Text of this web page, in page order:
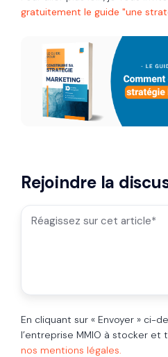
gratuitement le guide "une
Rejoindre la
En cliquant sur « Envoyer » ci-
l’entreprise MMIO à stocker et
nos mentions légales.